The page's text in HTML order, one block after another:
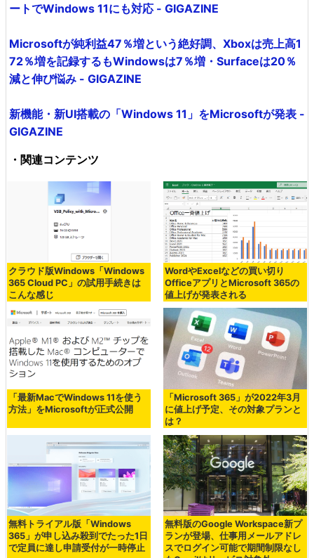
ートでWindows 11にも対応 - GIGAZINE
Microsoftが純利益47％増という絶好調、Xboxは売上高1
72％増を記録するもWindowsは7％増・Surfaceは20％
減と伸び悩み - GIGAZINE
新機能・新UI搭載の「Windows 11」をMicrosoftが発表 -
GIGAZINE
・関連コンテンツ
クラウド版Windows「Windows
365 Cloud PC」の試用手続きは
こんな感じ
WordやExcelなどの買い切り
OfficeアプリとMicrosoft 365の
値上げが発表される
「最新MacでWindows 11を使う
方法」をMicrosoftが正式公開
「Microsoft 365」が2022年3月
に値上げ予定、その対象プランと
は？
無料トライアル版「Windows
365」が申し込み殺到でたった1日
で定員に達し申請受付が一時停止
無料版のGoogle Workspace新プ
ランが登場、仕事用メールアドレ
スでログイン可能で期間制限なし